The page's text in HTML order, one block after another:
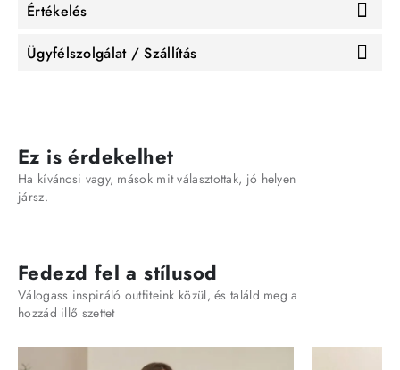
Értékelés
Ügyfélszolgálat / Szállítás
Ez is érdekelhet
Ha kíváncsi vagy, mások mit választottak, jó helyen
jársz.
Fedezd fel a stílusod
Válogass inspiráló outfiteink közül, és találd meg a
hozzád illő szettet